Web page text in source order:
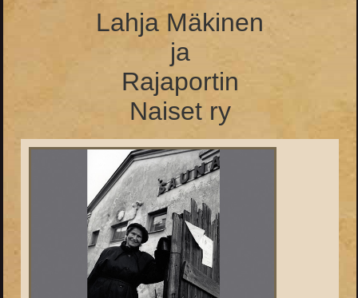
Lahja Mäkinen
ja
Rajaportin
Naiset ry